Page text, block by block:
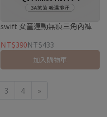
swift 女童運動無痕三角內褲
NT$390NT$433
加入購物車
3 4 »